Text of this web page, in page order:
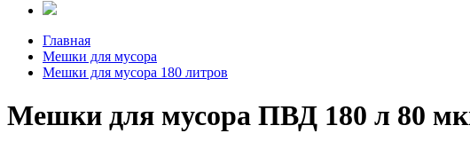
Главная
Мешки для мусора
Мешки для мусора 180 литров
Мешки для мусора ПВД 180 л 80